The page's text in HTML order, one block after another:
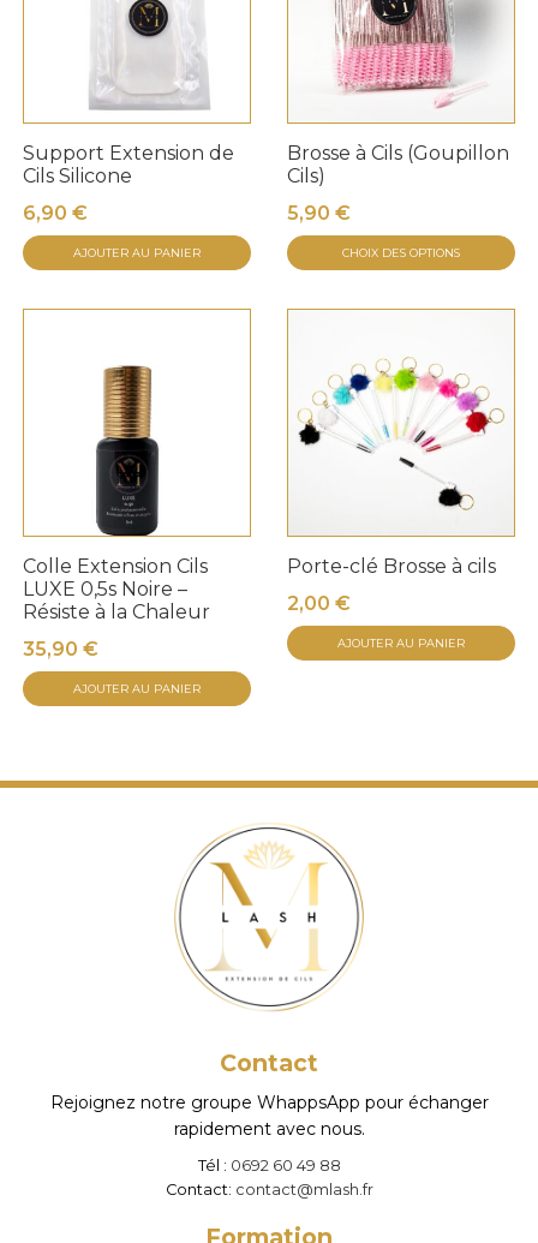
Professionnel
Extensions
Support Extension de
Cils Silicone
6,90 €
AJOUTER AU PANIER
Brosse à Cils (Goupillon
Cils)
5,90 €
CHOIX DES OPTIONS
Ce
a
Colle Extension Cils
LUXE 0,5s Noire –
Résiste à la Chaleur
35,90 €
AJOUTER AU PANIER
Porte-clé Brosse à cils
2,00 €
AJOUTER AU PANIER
Contact
Rejoignez notre groupe WhappsApp pour échanger
rapidement avec nous.
Tél : 0692 60 49 88
Contact: contact@mlash.fr
Formation